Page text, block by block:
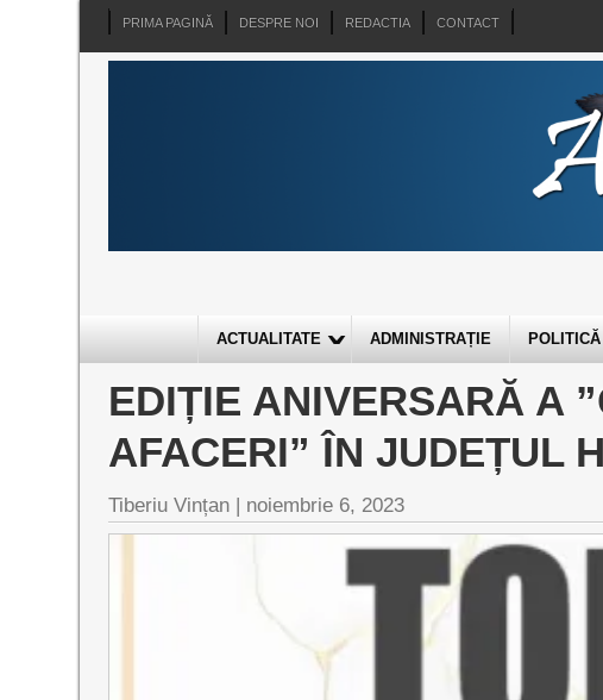
PRIMA PAGINĂ DESPRE NOI REDACTIA CONTACT
ACTUALITATE ADMINISTRAȚIE POLITICĂ
EDIȚIE ANIVERSARĂ A
AFACERI” ÎN JUDEȚUL
Tiberiu Vințan | noiembrie 6, 2023